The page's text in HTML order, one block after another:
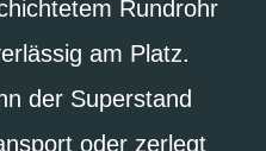
Rundrohr
am Platz.
der Superstand
oder zerlegt